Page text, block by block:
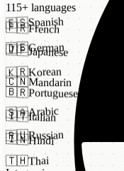
115+ languages
🇪🇸Spanish
🇫🇷French
🇩🇪German
🇯🇵Japanese
🇰🇷Korean
🇨🇳Mandarin
🇧🇷Portuguese
🇸🇦Arabic
🇮🇹Italian
🇷🇺Russian
🇮🇳Hindi
🇹🇭Thai